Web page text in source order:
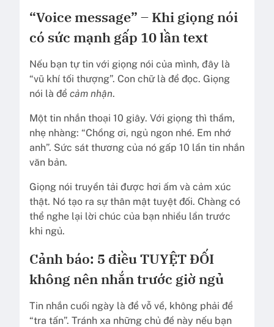
“Voice message” – Khi giọng nói
có sức mạnh gấp 10 lần text
Nếu bạn tự tin với giọng nói của mình, đây là
“vũ khí tối thượng”. Con chữ là để đọc. Giọng
nói là để cảm nhận.
Một tin nhắn thoại 10 giây. Với giọng thì thầm,
nhẹ nhàng: “Chồng ơi, ngủ ngon nhé. Em nhớ
anh”. Sức sát thương của nó gấp 10 lần tin nhắn
văn bản.
Giọng nói truyền tải được hơi ấm và cảm xúc
thật. Nó tạo ra sự thân mật tuyệt đối. Chàng có
thể nghe lại lời chúc của bạn nhiều lần trước
khi ngủ.
Cảnh báo: 5 điều TUYỆT ĐỐI
không nên nhắn trước giờ ngủ
Tin nhắn cuối ngày là để vỗ về, không phải để
“tra tấn”. Tránh xa những chủ đề này nếu bạn